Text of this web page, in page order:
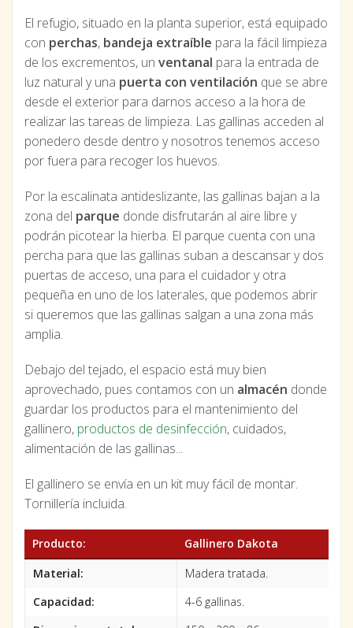
El refugio, situado en la planta superior, está equipado
con perchas, bandeja extraíble para la fácil limpieza
de los excrementos, un ventanal para la entrada de
luz natural y una puerta con ventilación que se abre
desde el exterior para darnos acceso a la hora de
realizar las tareas de limpieza. Las gallinas acceden al
ponedero desde dentro y nosotros tenemos acceso
por fuera para recoger los huevos.
Por la escalinata antideslizante, las gallinas bajan a la
zona del parque donde disfrutarán al aire libre y
podrán picotear la hierba. El parque cuenta con una
percha para que las gallinas suban a descansar y dos
puertas de acceso, una para el cuidador y otra
pequeña en uno de los laterales, que podemos abrir
si queremos que las gallinas salgan a una zona más
amplia.
Debajo del tejado, el espacio está muy bien
aprovechado, pues contamos con un almacén donde
guardar los productos para el mantenimiento del
gallinero, productos de desinfección, cuidados,
alimentación de las gallinas...
El gallinero se envía en un kit muy fácil de montar.
Tornillería incluida.
Producto:
Gallinero Dakota
Material:
Madera tratada.
Capacidad:
4-6 gallinas.